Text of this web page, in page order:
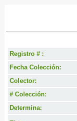
Registro # :
Fecha Colección:
Colector:
# Colección:
Determina: